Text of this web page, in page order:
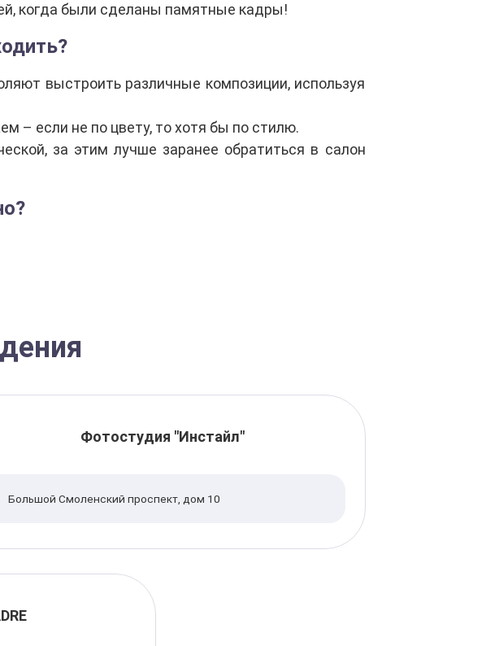
когда были сделаны памятные кадры!
выстроить различные композиции, используя
– если не по цвету, то хотя бы по стилю.
за этим лучше заранее обратиться в салон
Фотостудия "Инстайл"
Большой Смоленский проспект, дом 10